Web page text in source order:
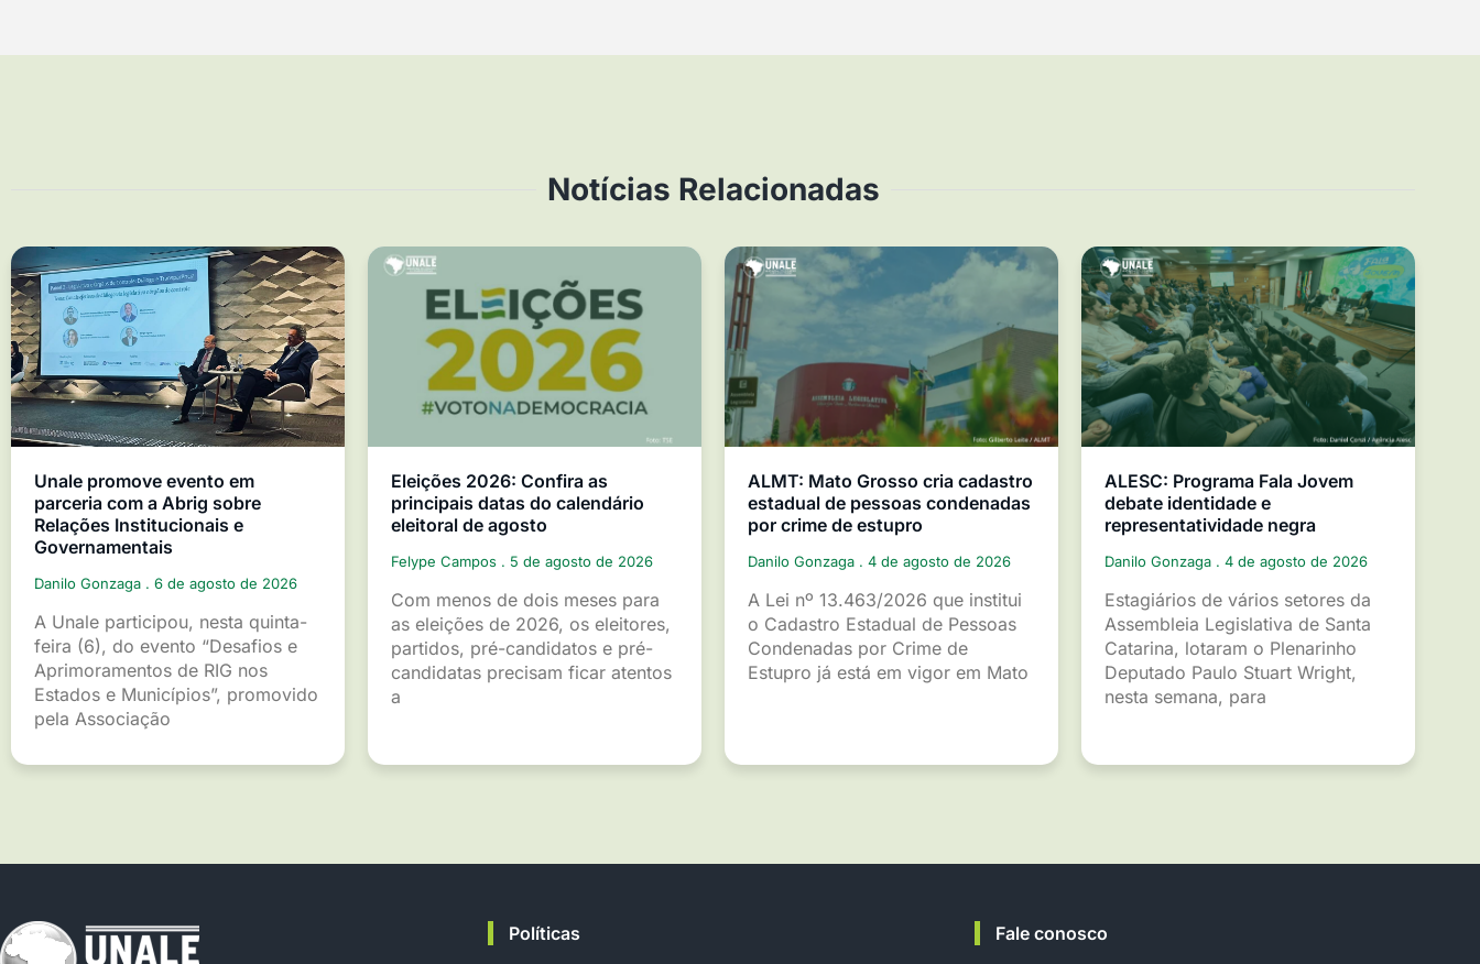
Notícias Relacionadas
Unale promove evento em
parceria com a Abrig sobre
Relações Institucionais e
Governamentais
Danilo Gonzaga 6 de agosto de 2026
A Unale participou, nesta quinta-
feira (6), do evento “Desafios e
Aprimoramentos de RIG nos
Estados e Municípios”, promovido
pela Associação
Eleições 2026: Confira as
principais datas do calendário
eleitoral de agosto
Felype Campos 5 de agosto de 2026
Com menos de dois meses para
as eleições de 2026, os eleitores,
partidos, pré-candidatos e pré-
candidatas precisam ficar atentos
a
ALMT: Mato Grosso cria cadastro
estadual de pessoas condenadas
por crime de estupro
Danilo Gonzaga 4 de agosto de 2026
A Lei nº 13.463/2026 que institui
o Cadastro Estadual de Pessoas
Condenadas por Crime de
Estupro já está em vigor em Mato
ALESC: Programa Fala Jovem
debate identidade e
representatividade negra
Danilo Gonzaga 4 de agosto de 2026
Estagiários de vários setores da
Assembleia Legislativa de Santa
Catarina, lotaram o Plenarinho
Deputado Paulo Stuart Wright,
nesta semana, para
Políticas Fale conosco